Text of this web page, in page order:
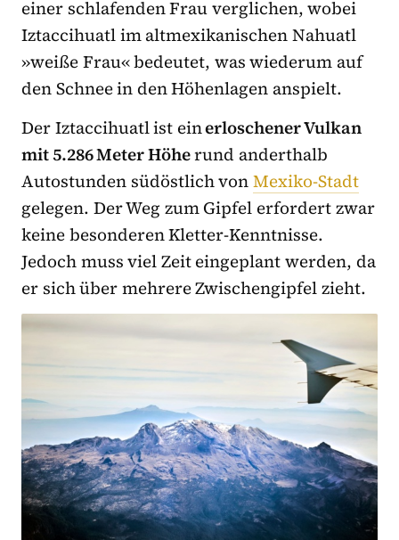
einer schlafenden Frau verglichen, wobei
Iztaccihuatl im altmexikanischen Nahuatl
»weiße Frau« bedeutet, was wiederum auf
den Schnee in den Höhenlagen anspielt.
Der Iztaccihuatl ist einerloschener Vulkan
mit 5.286 Meter Höherund anderthalb
Autostunden südöstlich vonMexiko-Stadt
gelegen. Der Weg zum Gipfel erfordert zwar
keine besonderen Kletter-Kenntnisse.
Jedoch muss viel Zeit eingeplant werden, da
er sich über mehrere Zwischengipfel zieht.